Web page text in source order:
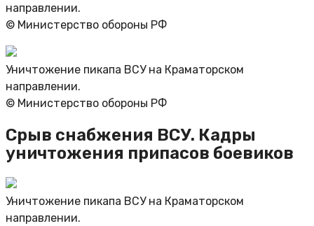
направлении.
© Министерство обороны РФ
Уничтожение пикапа ВСУ на Краматорском
направлении.
© Министерство обороны РФ
Срыв снабжения ВСУ. Кадры
уничтожения припасов боевиков
Уничтожение пикапа ВСУ на Краматорском
направлении.